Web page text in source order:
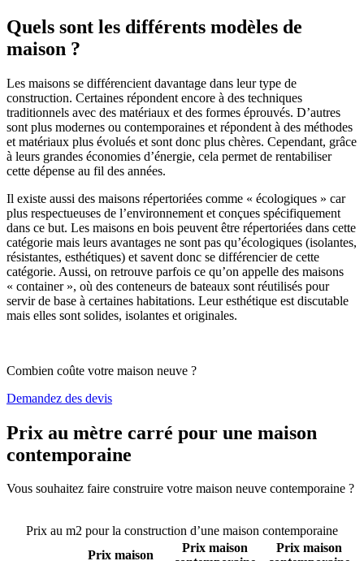
Quels sont les différents modèles de
maison ?
Les maisons se différencient davantage dans leur type de
construction. Certaines répondent encore à des techniques
traditionnels avec des matériaux et des formes éprouvés. D’autres
sont plus modernes ou contemporaines et répondent à des méthodes
et matériaux plus évolués et sont donc plus chères. Cependant, grâce
à leurs grandes économies d’énergie, cela permet de rentabiliser
cette dépense au fil des années.
Il existe aussi des maisons répertoriées comme « écologiques » car
plus respectueuses de l’environnement et conçues spécifiquement
dans ce but. Les maisons en bois peuvent être répertoriées dans cette
catégorie mais leurs avantages ne sont pas qu’écologiques (isolantes,
résistantes, esthétiques) et savent donc se différencier de cette
catégorie. Aussi, on retrouve parfois ce qu’on appelle des maisons
« container », où des conteneurs de bateaux sont réutilisés pour
servir de base à certaines habitations. Leur esthétique est discutable
mais elles sont solides, isolantes et originales.
Combien coûte votre maison neuve ?
Demandez des devis
Prix au mètre carré pour une maison
contemporaine
Vous souhaitez faire construire votre maison neuve contemporaine ?
Prix au m2 pour la construction d’une maison contemporaine
Prix maison
Prix maison
Prix maison